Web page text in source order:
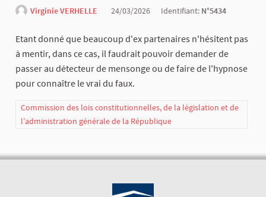
Virginie VERHELLE 24/03/2026 Identifiant: N°5434
Etant donné que beaucoup d'ex partenaires n'hésitent pas
à mentir, dans ce cas, il faudrait pouvoir demander de
passer au détecteur de mensonge ou de faire de l'hypnose
pour connaître le vrai du faux.
Commission des lois constitutionnelles, de la législation et de
l’administration générale de la République